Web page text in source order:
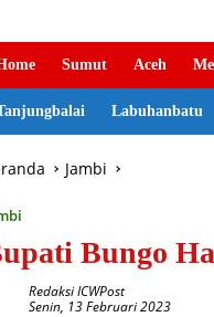
Sumut Aceh
Labuhanbatu
Jambi
Bungo
Redaksi ICWPost
Senin, 13 Februari 2023